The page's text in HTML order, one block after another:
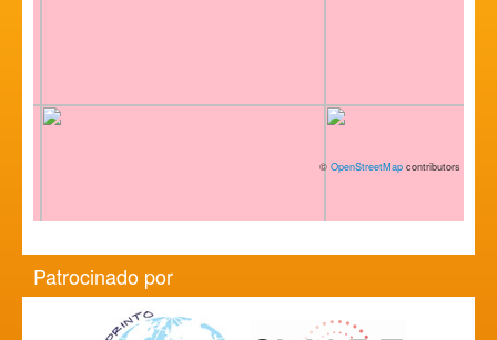
© OpenStreetMap contributors
Patrocinado por